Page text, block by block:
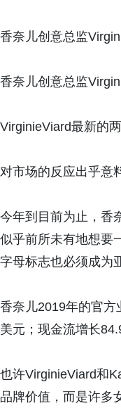
香奈儿创意总监
香奈儿创意总监
VirginieViard最新的
对市场的反应出乎意
今年到目前为止，香
似乎前所未有地想要
字母标志也必须成为
香奈儿2019年的官
美元；现金流增长
也许VirginieViard和
品牌价值，而是许多